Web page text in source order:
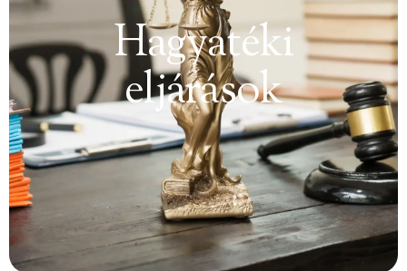
Hagyatéki
eljárások